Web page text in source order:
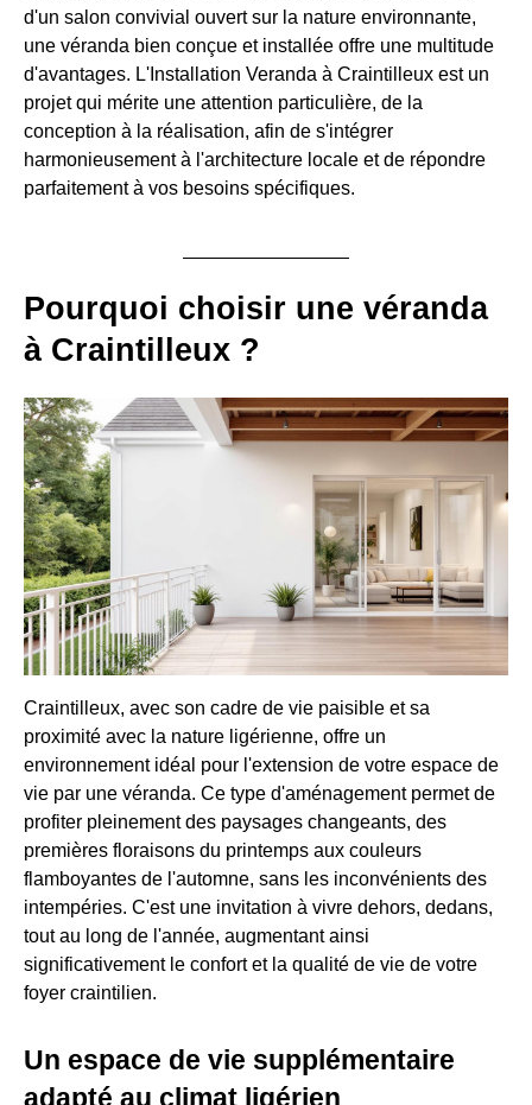
d'un salon convivial ouvert sur la nature environnante,
une véranda bien conçue et installée offre une multitude
d'avantages. L'Installation Veranda à Craintilleux est un
projet qui mérite une attention particulière, de la
conception à la réalisation, afin de s'intégrer
harmonieusement à l'architecture locale et de répondre
parfaitement à vos besoins spécifiques.
Pourquoi choisir une véranda
à Craintilleux ?
Craintilleux, avec son cadre de vie paisible et sa
proximité avec la nature ligérienne, offre un
environnement idéal pour l'extension de votre espace de
vie par une véranda. Ce type d'aménagement permet de
profiter pleinement des paysages changeants, des
premières floraisons du printemps aux couleurs
flamboyantes de l'automne, sans les inconvénients des
intempéries. C'est une invitation à vivre dehors, dedans,
tout au long de l'année, augmentant ainsi
significativement le confort et la qualité de vie de votre
foyer craintilien.
Un espace de vie supplémentaire
adapté au climat ligérien